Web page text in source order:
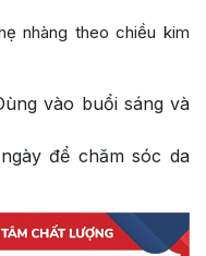
nhàng theo chiều kim
vào buổi sáng và
để chăm sóc da